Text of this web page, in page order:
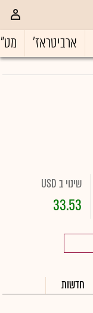
ארביטראז'
שינוי ב USD
33.53
חדשות